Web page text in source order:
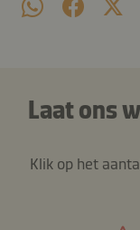
Laat ons
Klik op het